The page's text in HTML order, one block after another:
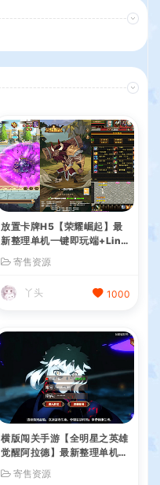
放置卡牌H5【荣耀崛起】最
新整理单机一键即玩端+Linu
+简易安卓+详细搭建教程+全
套源码
寄售资源
丫头 1000
横版闯关手游【全明星之英雄
觉醒阿拉德】最新整理单机一
JAVA管理后台+GM授权后台
寄售资源